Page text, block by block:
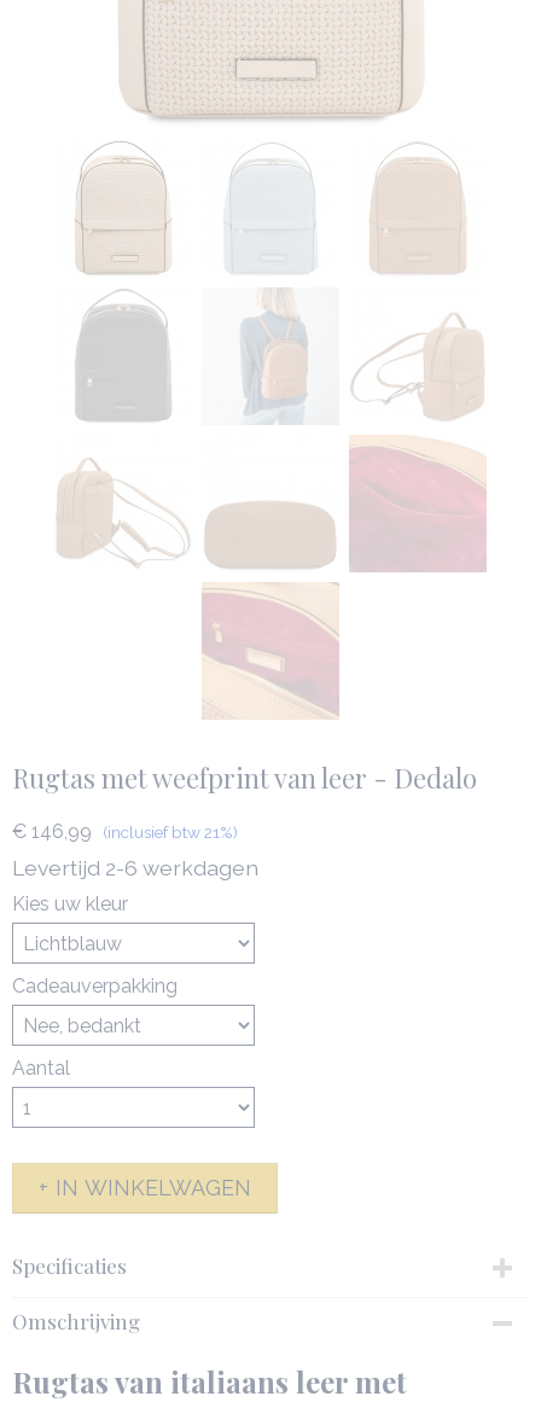
Rugtas met weefprint van leer - Dedalo
€ 146,99 (inclusief btw 21%)
Levertijd 2-6 werkdagen
Kies uw kleur
Cadeauverpakking
Aantal
IN WINKELWAGEN
Specificaties
Productcode
142576-6802
0,70 Kg
Omschrijving
Rugtas van italiaans leer met